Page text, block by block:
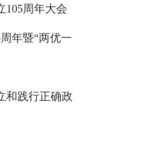
105周年大会
年暨“两优一
和践行正确政